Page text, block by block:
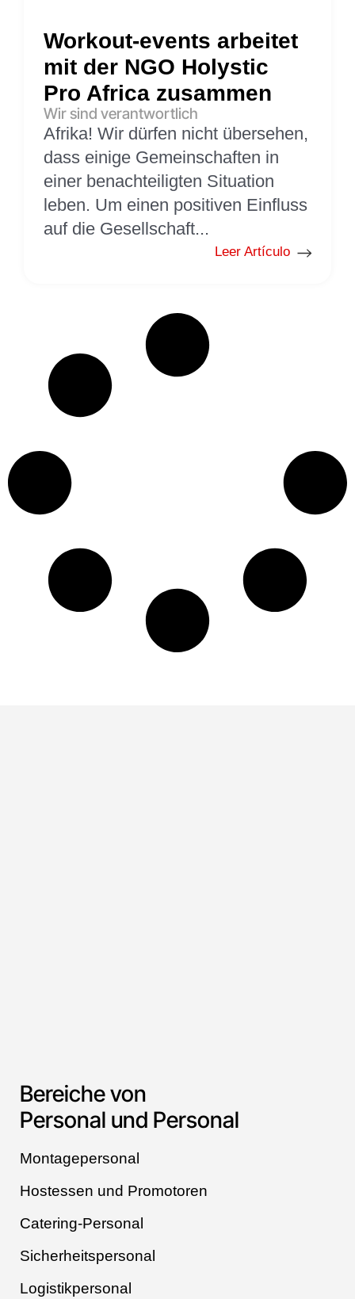
Workout-events arbeitet
mit der NGO Holystic
Pro Africa zusammen
Wir sind verantwortlich
Afrika! Wir dürfen nicht übersehen,
dass einige Gemeinschaften in
einer benachteiligten Situation
leben. Um einen positiven Einfluss
auf die Gesellschaft...
Leer Artículo
Bereiche von
Personal und Personal
Montagepersonal
Hostessen und Promotoren
Catering-Personal
Sicherheitspersonal
Logistikpersonal